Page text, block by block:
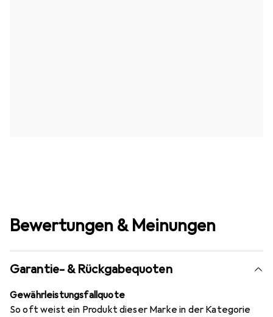
Bewertungen & Meinungen
Garantie- & Rückgabequoten
Gewährleistungsfallquote
So oft weist ein Produkt dieser Marke in der Kategorie